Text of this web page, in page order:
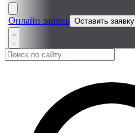
Онлайн запись Оставить заявку